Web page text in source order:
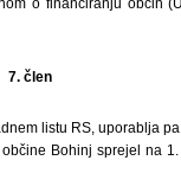
7. člen
listu RS, uporablja pa
Bohinj sprejel na